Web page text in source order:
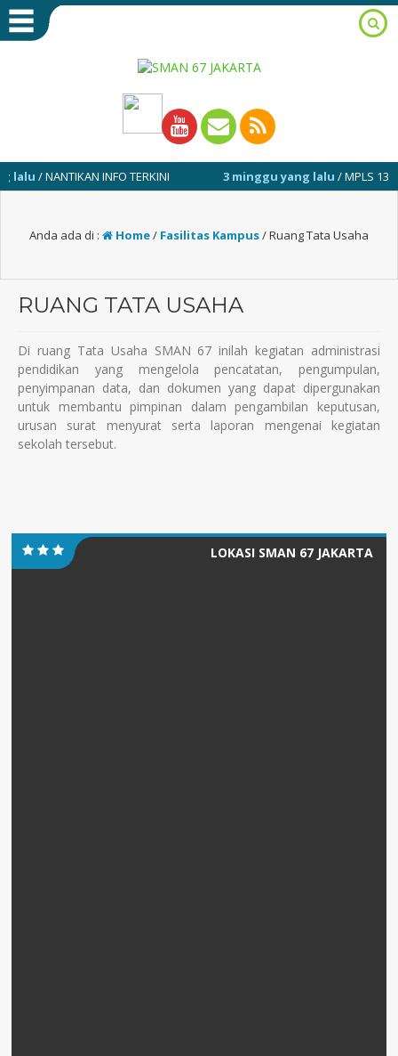
/ NANTIKAN INFO TERKINI 3 minggu yang lalu/ MPLS 13-17
Anda ada di : Home/ Fasilitas Kampus/Ruang Tata Usaha
RUANG TATA USAHA
Di ruang Tata Usaha SMAN 67 inilah kegiatan administrasi
pendidikan yang mengelola pencatatan, pengumpulan,
penyimpanan data, dan dokumen yang dapat dipergunakan
untuk membantu pimpinan dalam pengambilan keputusan,
urusan surat menyurat serta laporan mengenai kegiatan
sekolah tersebut.
LOKASI SMAN 67 JAKARTA